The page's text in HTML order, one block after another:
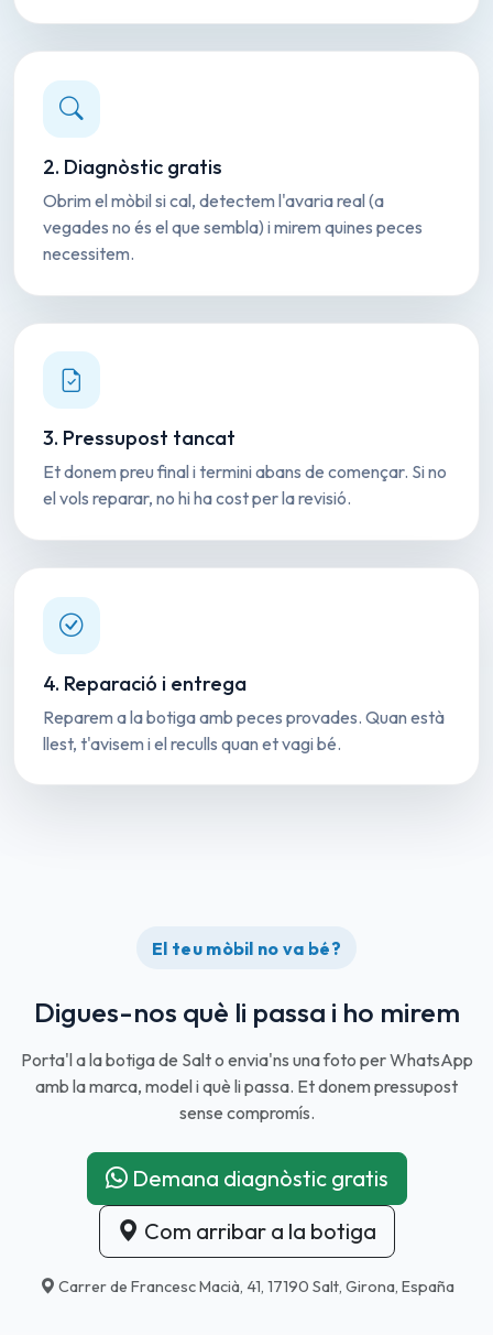
2. Diagnòstic gratis
Obrim el mòbil si cal, detectem l'avaria real (a
vegades no és el que sembla) i mirem quines peces
necessitem.
3. Pressupost tancat
Et donem preu final i termini abans de començar. Si no
el vols reparar, no hi ha cost per la revisió.
4. Reparació i entrega
Reparem a la botiga amb peces provades. Quan està
llest, t'avisem i el reculls quan et vagi bé.
El teu mòbil no va bé?
Digues-nos què li passa i ho mirem
Porta'l a la botiga de Salt o envia'ns una foto per WhatsApp
amb la marca, model i què li passa. Et donem pressupost
sense compromís.
Demana diagnòstic gratis
Com arribar a la botiga
Carrer de Francesc Macià, 41, 17190 Salt, Girona, España